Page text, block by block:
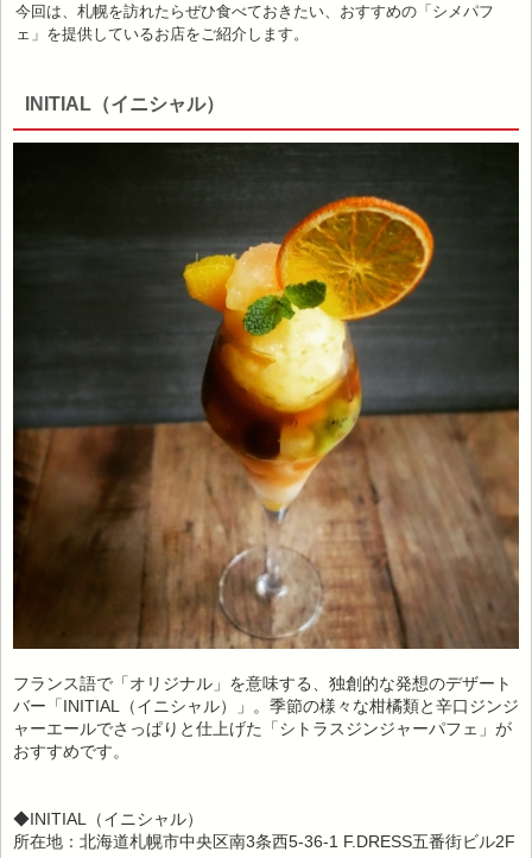
今回は、札幌を訪れたらぜひ食べておきたい、おすすめの「シメパフ
ェ」を提供しているお店をご紹介します。
INITIAL（イニシャル）
フランス語で「オリジナル」を意味する、独創的な発想のデザート
バー「INITIAL（イニシャル）」。季節の様々な柑橘類と辛口ジンジ
ャーエールでさっぱりと仕上げた「シトラスジンジャーパフェ」が
おすすめです。
◆INITIAL（イニシャル）
所在地：北海道札幌市中央区南3条西5-36-1 F.DRESS五番街ビル2F